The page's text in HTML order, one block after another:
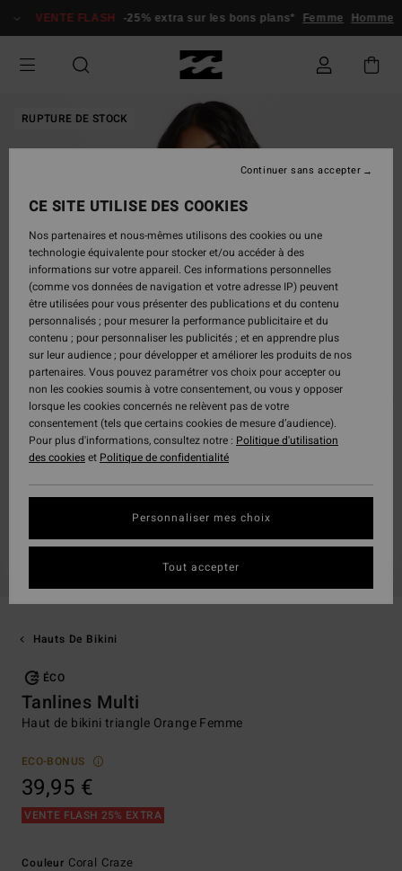
VENTE FLASH -25% extra sur les bons plans* Femme Homme
RUPTURE DE STOCK
Hauts De Bikini
ÉCO
Tanlines Multi
Haut de bikini triangle Orange Femme
ECO-BONUS
39,95 €
VENTE FLASH 25% EXTRA
Couleur Coral Craze
CE SITE UTILISE DES COOKIES
Nos partenaires et nous-mêmes utilisons des cookies ou une
technologie équivalente pour stocker et/ou accéder à des
informations sur votre appareil. Ces informations personnelles
(comme vos données de navigation et votre adresse IP) peuvent
être utilisées pour vous présenter des publications et du contenu
personnalisés ; pour mesurer la performance publicitaire et du
contenu ; pour personnaliser les publicités ; et en apprendre plus
sur leur audience ; pour développer et améliorer les produits de nos
partenaires. Vous pouvez paramétrer vos choix pour accepter ou
non les cookies soumis à votre consentement, ou vous y opposer
lorsque les cookies concernés ne relèvent pas de votre
consentement (tels que certains cookies de mesure d’audience).
Pour plus d'informations, consultez notre : Politique d'utilisation
des cookieset Politique de confidentialité
Personnaliser mes choix
Continuer sans accepter
Tout accepter